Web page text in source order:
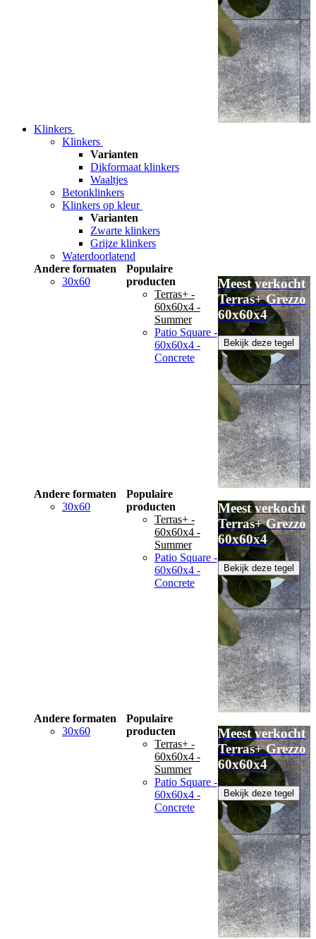
Klinkers
Klinkers
Varianten
Dikformaat klinkers
Waaltjes
Betonklinkers
Klinkers op kleur
Varianten
Zwarte klinkers
Grijze klinkers
Waterdoorlatend
Andere formaten
30x60
Populaire
producten
Terras+ -
60x60x4 -
Summer
Patio Square -
60x60x4 -
Concrete
Meest verkocht
Terras+ Grezzo
60x60x4
Bekijk deze tegel
Andere formaten
30x60
Populaire
producten
Terras+ -
60x60x4 -
Summer
Patio Square -
60x60x4 -
Concrete
Meest verkocht
Terras+ Grezzo
60x60x4
Bekijk deze tegel
Andere formaten
30x60
Populaire
producten
Terras+ -
60x60x4 -
Summer
Patio Square -
60x60x4 -
Concrete
Meest verkocht
Terras+ Grezzo
60x60x4
Bekijk deze tegel